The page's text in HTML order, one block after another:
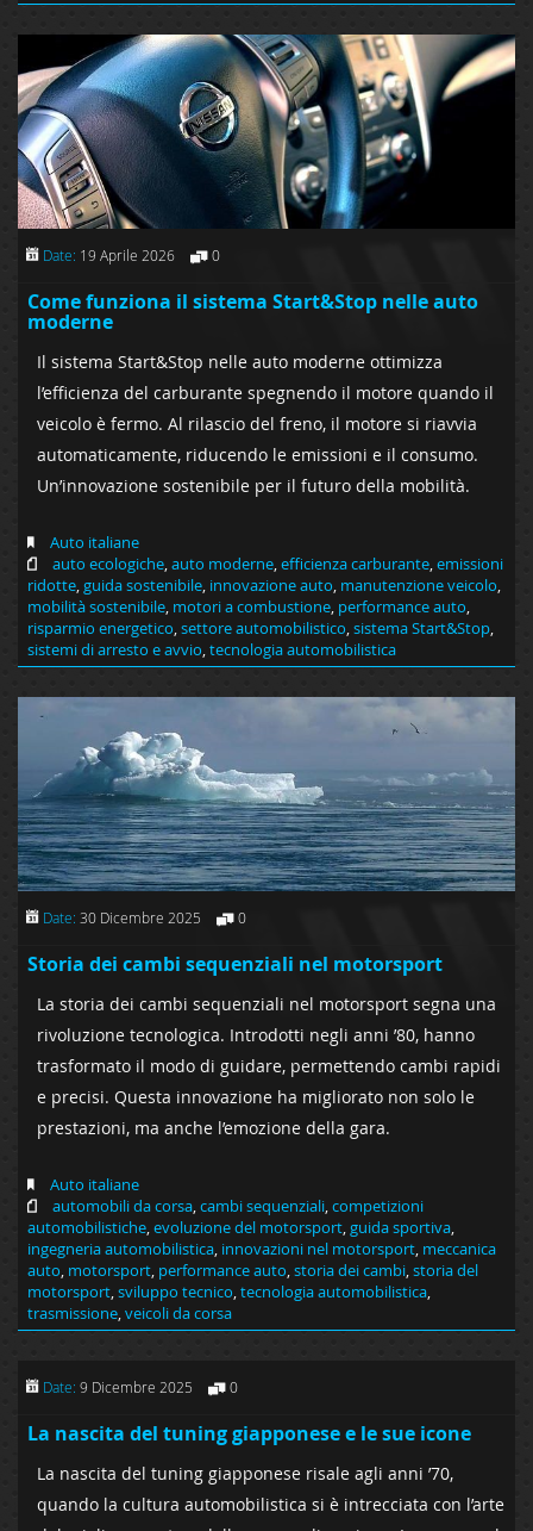
Date: 19 Aprile 2026 0
Come funziona il sistema Start&Stop nelle auto
moderne
Il sistema Start&Stop nelle auto moderne ottimizza
l’efficienza del carburante spegnendo il motore quando il
veicolo è fermo. Al rilascio del freno, il motore si riavvia
automaticamente, riducendo le emissioni e il consumo.
Un’innovazione sostenibile per il futuro della mobilità.
Auto italiane
auto ecologiche,auto moderne,efficienza carburante,emissioni
ridotte,guida sostenibile, innovazione auto, manutenzione veicolo,
mobilità sostenibile, motori a combustione, performance auto,
risparmio energetico,settore automobilistico,sistema Start&Stop,
sistemi di arresto e avvio,tecnologia automobilistica
Date: 30 Dicembre 2025 0
Storia dei cambi sequenziali nel motorsport
La storia dei cambi sequenziali nel motorsport segna una
rivoluzione tecnologica. Introdotti negli anni ’80, hanno
trasformato il modo di guidare, permettendo cambi rapidi
e precisi. Questa innovazione ha migliorato non solo le
prestazioni, ma anche l’emozione della gara.
Auto italiane
automobili da corsa,cambi sequenziali,competizioni
automobilistiche,evoluzione del motorsport,guida sportiva,
ingegneria automobilistica, innovazioni nel motorsport, meccanica
auto, motorsport, performance auto,storia dei cambi,storia del
motorsport,sviluppo tecnico,tecnologia automobilistica,
trasmissione,veicoli da corsa
Date: 9 Dicembre 2025 0
La nascita del tuning giapponese e le sue icone
La nascita del tuning giapponese risale agli anni ’70,
quando la cultura automobilistica si è intrecciata con l’arte